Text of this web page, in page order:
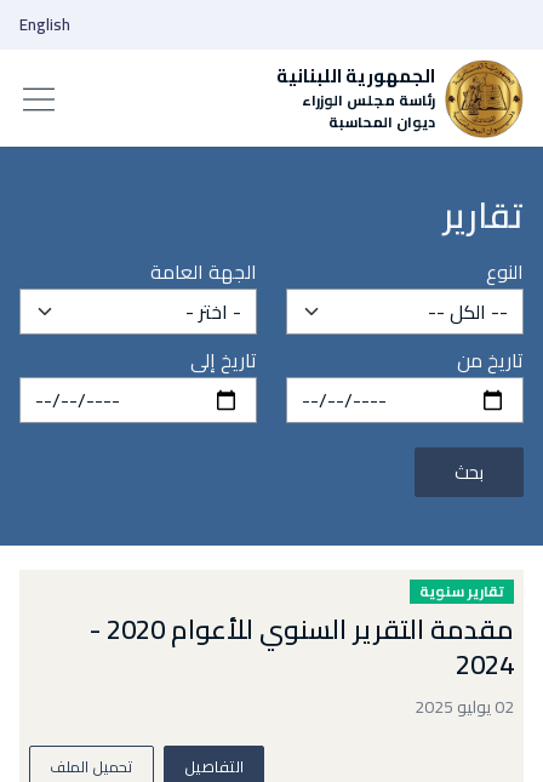
الجمهورية اللبنانية
رئاسة مجلس الوزراء
ديوان المحاسبة
English
تقارير
النوع الجهة العامة
تاريخ من تاريخ إلى
بحث
تقارير سنوية
مقدمة التقرير السنوي للأعوام 2020 -
2024
02 يوليو 2025
التفاصيل تحميل الملف